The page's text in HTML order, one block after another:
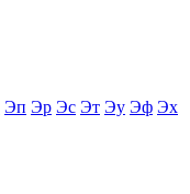
Эп Эр Эс Эт Эу Эф Эх